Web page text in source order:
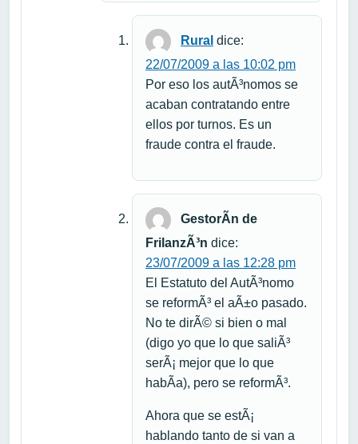
Rural dice:
22/07/2009 a las 10:02 pm
Por eso los autÃ³nomos se
acaban contratando entre
ellos por turnos. Es un
fraude contra el fraude.
GestorÃ­n de
FrilanzÃ³n dice:
23/07/2009 a las 12:28 pm
El Estatuto del AutÃ³nomo
se reformÃ³ el aÃ±o pasado.
No te dirÃ© si bien o mal
(digo yo que lo que saliÃ³
serÃ¡ mejor que lo que
habÃ­a), pero se reformÃ³.
Ahora que se estÃ¡
hablando tanto de si van a